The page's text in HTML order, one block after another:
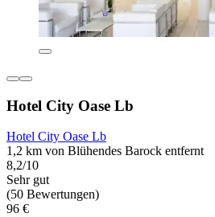
Hotel City Oase Lb
Hotel City Oase Lb
1,2 km von Blühendes Barock entfernt
8,2/10
Sehr gut
(50 Bewertungen)
96 €